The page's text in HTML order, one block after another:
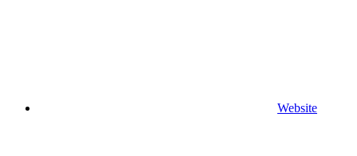
Website